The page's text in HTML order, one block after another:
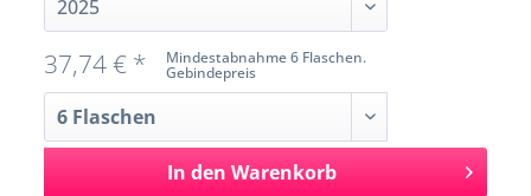
Mindestabnahme 6 Flaschen.
Gebindepreis
37,74 € *
In den Warenkorb